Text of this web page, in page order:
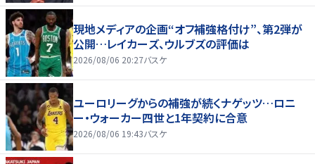
現地メディアの企画“オフ補強格付け”、第2弾が
公開…レイカーズ、ウルブズの評価は
2026/08/06 20:27バスケ
ユーロリーグからの補強が続くナゲッツ…ロニ
ー・ウォーカー四世と1年契約に合意
2026/08/06 19:43バスケ